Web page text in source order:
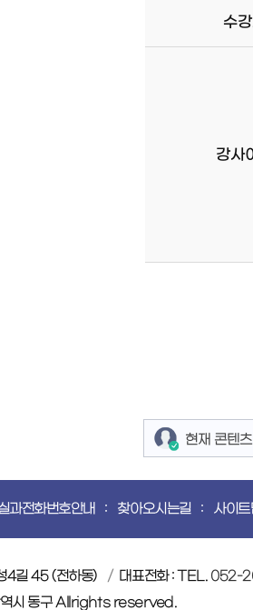
수
강사
현재 콘텐
과전화번호안내 찾아오시는길 사이트
4길 45 (전하동) 대표전화 : TEL. 052-
시 동구 Allrights reserved.